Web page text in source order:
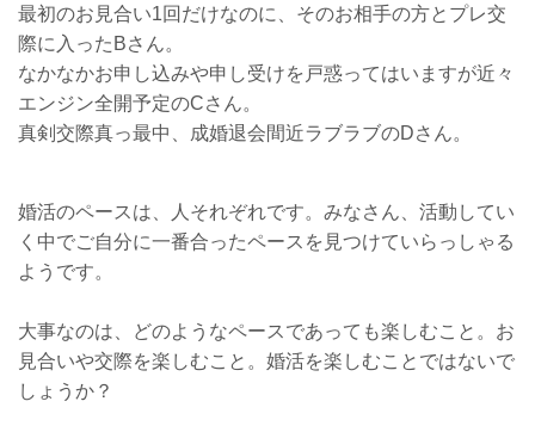
最初のお見合い1回だけなのに、そのお相手の方とプレ交
際に入ったBさん。
なかなかお申し込みや申し受けを戸惑ってはいますが近々
エンジン全開予定のCさん。
真剣交際真っ最中、成婚退会間近ラブラブのDさん。
婚活のペースは、人それぞれです。みなさん、活動してい
く中でご自分に一番合ったペースを見つけていらっしゃる
ようです。
大事なのは、どのようなペースであっても楽しむこと。お
見合いや交際を楽しむこと。婚活を楽しむことではないで
しょうか？